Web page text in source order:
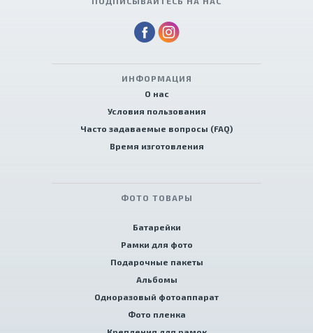
ИНФОРМАЦИЯ
О нас
Условия пользования
Часто задаваемые вопросы (FAQ)
Время изготовления
ФОТО ТОВАРЫ
Батарейки
Рамки для фото
Подарочные пакеты
Альбомы
Одноразовый фотоаппарат
Фото пленка